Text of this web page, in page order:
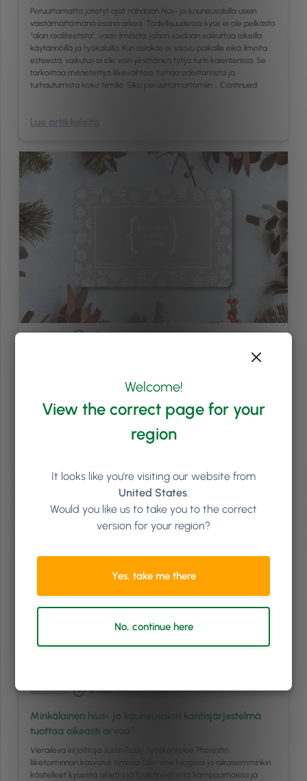
Peruuttamatta jätetyt ajat nähdään hius- ja kauneusalalla usein
väistämättömänä osana arkea. Todellisuudessa kyse ei ole pelkästä
“alan realiteetista”, vaan ilmiöstä, johon voidaan vaikuttaa oikeilla
käytännöillä ja työkaluilla. Kun asiakas ei saavu paikalle eikä ilmoita
esteestä, vaikutus ei ole vain yksittäinen tyhjä tunti kalenterissa. Se
tarkoittaa menetettyä liikevaihtoa, turhaa odottamista ja
turhautumista koko tiimille. Siksi peruuttamattomiin … Continued
Lue artikkeleita
Kantiskortit < 1 min
On taas se aika vuodesta, kun illat alkavat pimenemään ja vuosi
lähenee loppuaan. Nyt onkin loistava aika alkaa miettiä seuraavaa
markkinointikampanjaa joulu- ja tammikuulle. Me kaikki tiedämme,
että joulu on kiireistä aikaa kampaamoissa ja kauneushoitoloissa –
mutta miten on tammikuun laita? Ei yleensä niin kiireinen? Meillä on
jotain, jolla voit jatkaa joulukuun hyvää virettä myös …
Lue artikkeleita
Kantiskortit 2 min
Minkälainen hius- ja kauneusalan kantisjärjestelmä
tuottaa oikeasti arvoa?
Vieraileva kirjoittaja Justin Fiddy, työskentelee Phorestin
liiketoiminnan kasvatus tiimissä Olemme blogissa jo aikaisemminkin
käsitelleet kyseistä aihetta ja todenneet että kampaamoissa ja
Welcome!
View the correct page for your
region
It looks like you're visiting our website from
United States.
Would you like us to take you to the correct
version for your region?
Yes, take me there
No, continue here